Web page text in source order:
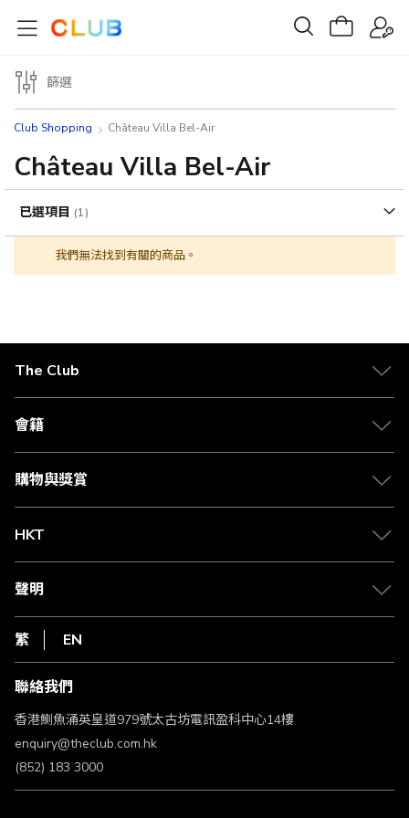
Club Shopping Château Villa Bel-Air
Château Villa Bel-Air
我們無法找到有關的商品。
篩選
已選項目
The Club
關於 The Club
合作夥伴
媒體中心
會籍
會籍及專屬禮遇
賺取積分
購物與獎賞
物流與配送
Club Shopping 商品領取站
常見問題
HKT
csl.
1010
HKT
聲明
私隱聲明
使用條款
條款及細則
不歧視及不騷擾聲明
認可牌照及通告
繁 EN
聯絡我們
香港鰂魚涌英皇道979號太古坊電訊盈科中心14樓
enquiry@theclub.com.hk
(852) 183 3000